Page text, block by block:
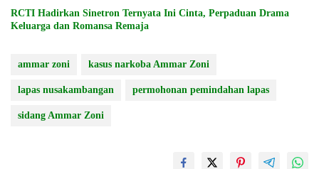
RCTI Hadirkan Sinetron Ternyata Ini Cinta, Perpaduan Drama
Keluarga dan Romansa Remaja
ammar zoni kasus narkoba Ammar Zoni
lapas nusakambangan permohonan pemindahan lapas
sidang Ammar Zoni